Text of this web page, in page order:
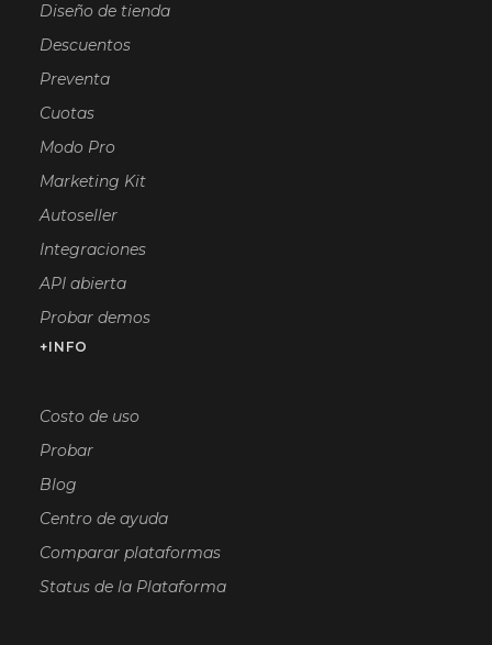
Diseño de tienda
Descuentos
Preventa
Cuotas
Modo Pro
Marketing Kit
Autoseller
Integraciones
API abierta
Probar demos
+INFO
Costo de uso
Probar
Blog
Centro de ayuda
Comparar plataformas
Status de la Plataforma